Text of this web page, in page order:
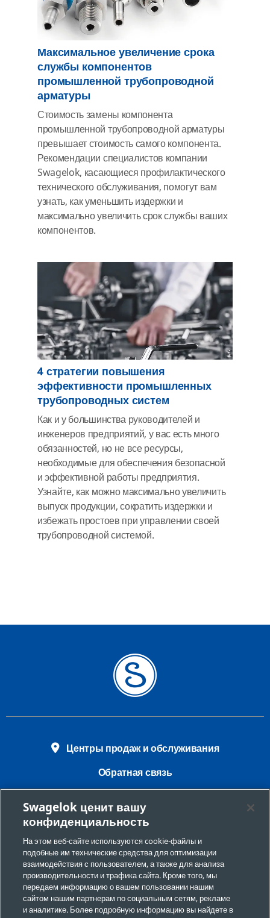
Максимальное увеличение срока
службы компонентов
промышленной трубопроводной
арматуры
Стоимость замены компонента
промышленной трубопроводной арматуры
превышает стоимость самого компонента.
Рекомендации специалистов компании
Swagelok, касающиеся профилактического
технического обслуживания, помогут вам
узнать, как уменьшить издержки и
максимально увеличить срок службы ваших
компонентов.
4 стратегии повышения
эффективности промышленных
трубопроводных систем
Как и у большинства руководителей и
инженеров предприятий, у вас есть много
обязанностей, но не все ресурсы,
необходимые для обеспечения безопасной
и эффективной работы предприятия.
Узнайте, как можно максимально увеличить
выпуск продукции, сократить издержки и
избежать простоев при управлении своей
трубопроводной системой.
Центры продаж и обслуживания
Обратная связь
Юридическая информация
Конфиденциальность
Настройки файлов cookie
Запрет на продажу и передачу персональной
информации
Swagelok ценит вашу
конфиденциальность
На этом веб-сайте используются cookie-файлы и
подобные им технические средства для оптимизации
взаимодействия с пользователем, а также для анализа
производительности и трафика сайта. Кроме того, мы
передаем информацию о вашем пользовании нашим
сайтом нашим партнерам по социальным сетям, рекламе
и аналитике. Более подробную информацию вы найдете в